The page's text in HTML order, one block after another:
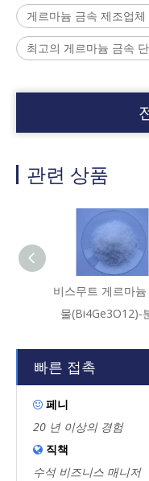
게르마늄 금속 제조업체
최고의 게르마늄 금속
관련 상품
비스무트 게르마
물(Bi4Ge3O12)-
빠른 접촉
 페니
20 년 이상의 경험
 직책
수석 비즈니스 매니저